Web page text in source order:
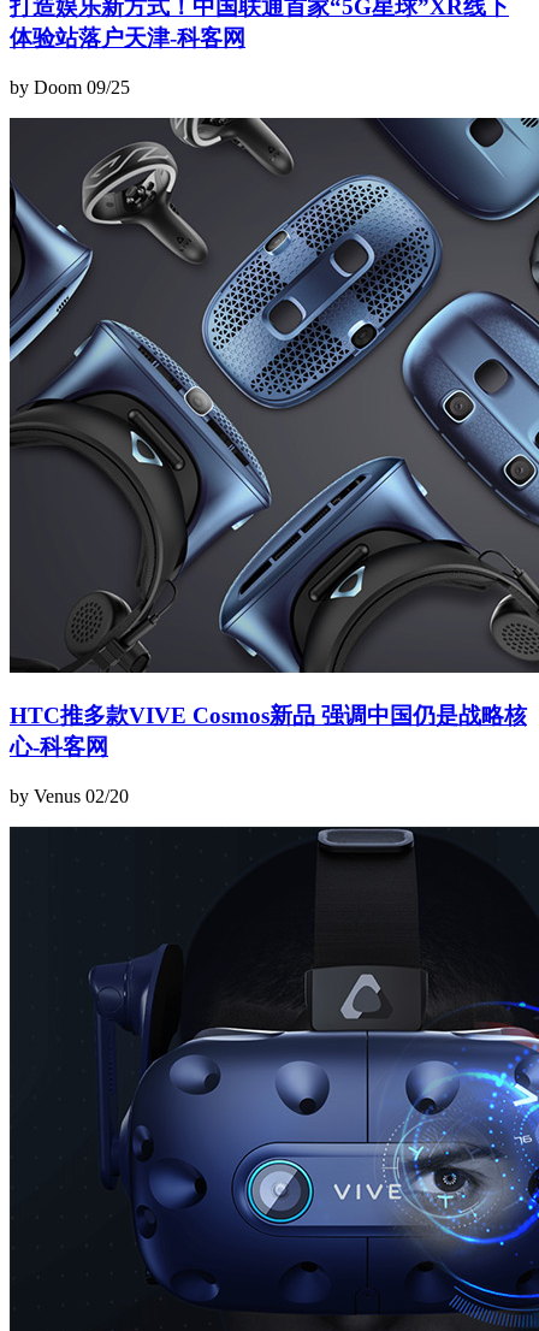
打造娱乐新方式！中国联通首家“5G星球”XR线下
体验站落户天津-科客网
by Doom 09/25
HTC推多款VIVE Cosmos新品 强调中国仍是战略核
心-科客网
by Venus 02/20